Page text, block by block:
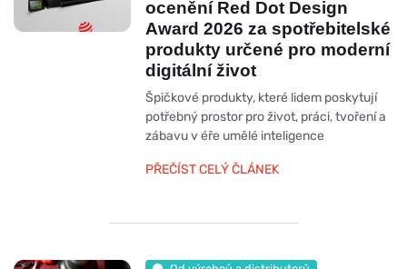
ocenění Red Dot Design
Award 2026 za spotřebitelské
produkty určené pro moderní
digitální život
Špičkové produkty, které lidem poskytují
potřebný prostor pro život, práci, tvoření a
zábavu v éře umělé inteligence
PŘEČÍST CELÝ ČLÁNEK